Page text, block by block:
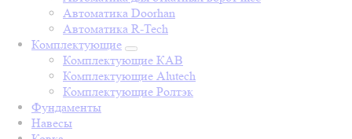
Автоматика Doorhan
Автоматика R-Tech
Комплектующие
Комплектующие КАВ
Комплектующие Alutech
Комплектующие Ролтэк
Фундаменты
Навесы